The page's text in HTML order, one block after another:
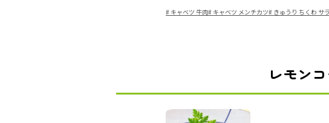
# キャベツ 牛肉# キャベツ メンチカツ# きゅうり ちくわ サ
レモン